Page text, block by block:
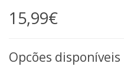
15,99€
Opcões disponíveis